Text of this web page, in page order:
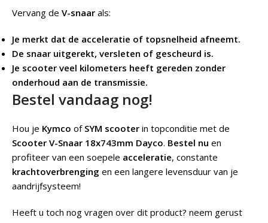
Vervang de V-snaar als:
Je merkt dat de acceleratie of topsnelheid afneemt.
De snaar uitgerekt, versleten of gescheurd is.
Je scooter veel kilometers heeft gereden zonder
onderhoud aan de transmissie.
Bestel vandaag nog!
Hou je Kymco of SYM scooter in topconditie met de
Scooter V-Snaar 18x743mm Dayco. Bestel nu en
profiteer van een soepele acceleratie, constante
krachtoverbrenging en een langere levensduur van je
aandrijfsysteem!
Heeft u toch nog vragen over dit product? neem gerust